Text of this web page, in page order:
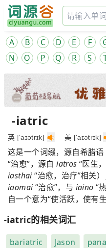
A B C D E F
N
O P Q R S
-iatric
英 ['aɪətrɪk] 美 ['aɪətrɪk]
这是一个词缀，源自希腊语
“治愈”，源自iatros “医生
iasthai“治愈，治疗”相关
iaomai“治愈”，与 iaino “
自一个意为“使活跃，使有生
-iatric的相关词汇
bariatric Jason